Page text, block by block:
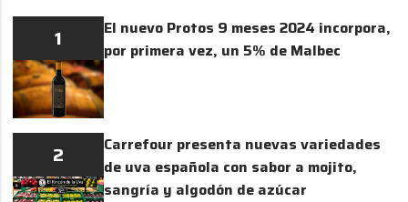
1
El nuevo Protos 9 meses 2024 incorpora,
por primera vez, un 5% de Malbec
2
Carrefour presenta nuevas variedades
de uva española con sabor a mojito,
sangría y algodón de azúcar